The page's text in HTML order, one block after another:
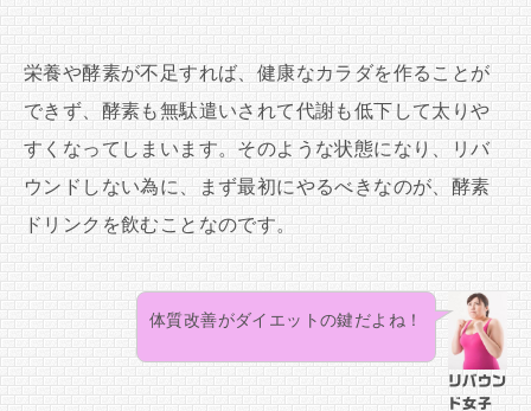
栄養や酵素が不足すれば、健康なカラダを作ることが
できず、酵素も無駄遣いされて代謝も低下して太りや
すくなってしまいます。そのような状態になり、リバ
ウンドしない為に、まず最初にやるべきなのが、酵素
ドリンクを飲むことなのです。
リバウン
ド女子
体質改善がダイエットの鍵だよね！